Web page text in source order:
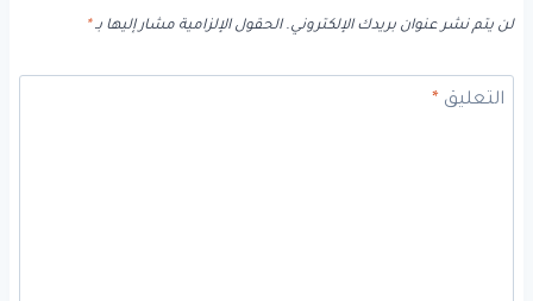
لن يتم نشر عنوان بريدك الإلكتروني. الحقول الإلزامية مشار إليها بـ*
التعليق*